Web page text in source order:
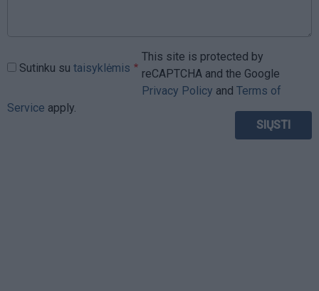
Sutinku su taisyklėmis
This site is protected by
reCAPTCHA and the Google
Privacy Policy and Terms of
Service apply.